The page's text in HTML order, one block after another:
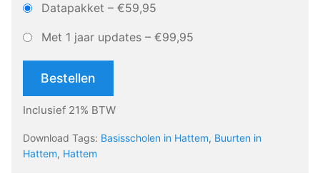
Datapakket – €59,95
Met 1 jaar updates – €99,95
Bestellen
Inclusief 21% BTW
Download Tags: Basisscholen in Hattem, Buurten in
Hattem, Hattem